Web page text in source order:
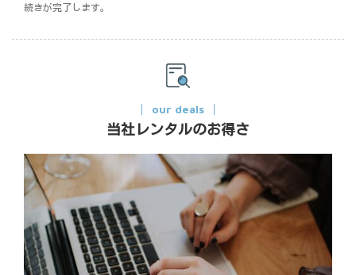
続きが完了します。
our deals
当社レンタルのお得さ